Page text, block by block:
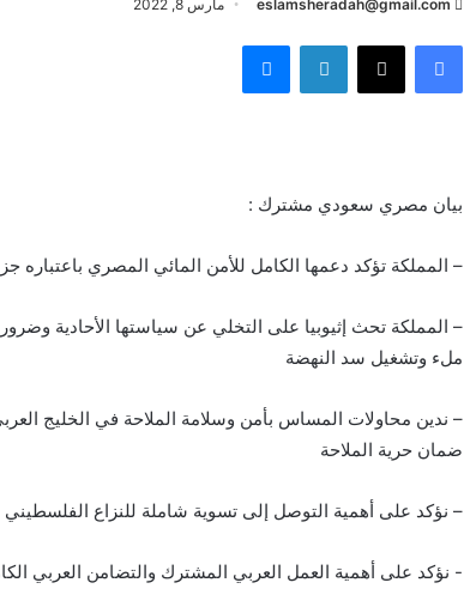
eslamsheradah@gmail.com مارس 8, 2022
فيسبوك لينكدإن
بيان مصري سعودي مشترك :
– المملكة تؤكد دعمها الكامل للأمن المائي المصري باعتباره
– المملكة تحث إثيوبيا على التخلي عن سياستها الأحادية
ملء وتشغيل سد النهضة
– ندين محاولات المساس بأمن وسلامة الملاحة في الخليج
ضمان حرية الملاحة
– نؤكد على أهمية التوصل إلى تسوية شاملة للنزاع الفلسطيني